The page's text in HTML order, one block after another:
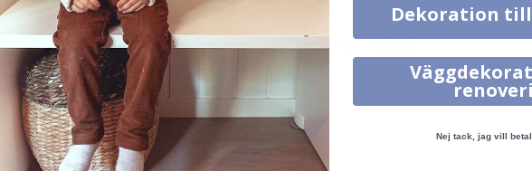
Andra köpte också
Dekoration
Nej tack, jag vill